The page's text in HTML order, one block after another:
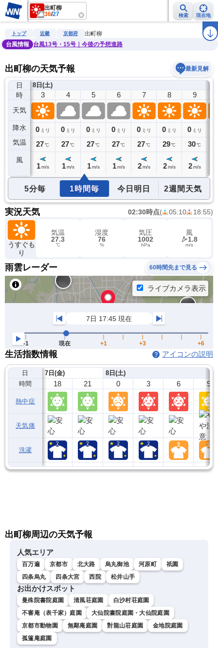
出町柳
36/27 検索 現在地
雨雲レーダー 台風情報 地震情報 ラ
トップ 近畿 京都府
出町柳
台風情報
台風13号・15号｜今後の予想進路
出町柳の天気予報 最新見解
日
時
天気
降水
気温
風
8日(土)
2
0ミリ
27℃
3
0 ミリ
27℃
1 m/s
4
0 ミリ
27℃
1 m/s
5
0 ミリ
27℃
1 m/s
6
0 ミリ
27℃
1 m/s
7
0 ミリ
27℃
2 m/s
8
0 ミリ
29℃
2 m/s
9
0 ミリ
30℃
2 m/s
5分毎 1時間毎 今日明日 2週間天気
実況天気 02:30時点( 05:10 18:55)
うすぐも
り
気温
27.3
℃
湿度
76
%
気圧
1002
hPa
風
1.8
m/s
雨雲レーダー 60時間先まで見る
生活指数情報 アイコンの説明
日
時間
熱中症
天気痛
洗濯
7日(金)
18 21
8日(土)
0 3 6 9
出町柳周辺の天気予報
人気エリア
百万遍 京都市 北大路 烏丸御池 河原町
祇園
四条烏丸
四条大宮 西院 松井山手
お出かけスポット
曼殊院書院庭園 清風荘庭園
白沙村荘庭園
不審庵（表千家）庭園
大仙院書院庭園・大仙院庭園
京都市動物園
無鄰庵庭園 對龍山荘庭園
金地院庭園
孤篷庵庭園